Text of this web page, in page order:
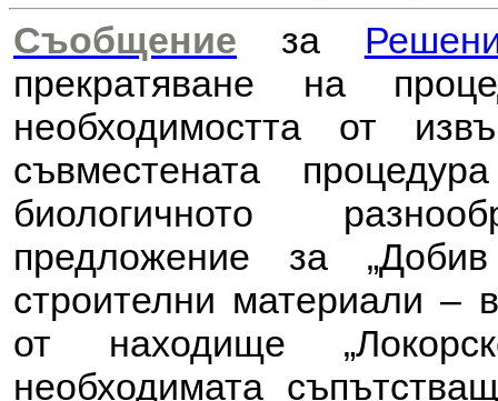
Съобщение за
прекратяване на
необходимостта от
съвместената
биологичното
предложение за
строителни материали –
от находище
необходимата